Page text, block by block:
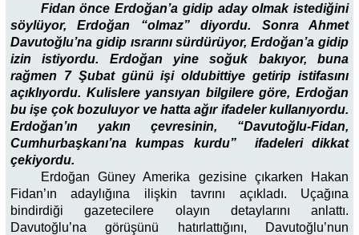
Fidan önce Erdoğan’a gidip aday olmak istediğini
söylüyor, Erdoğan “olmaz” diyordu. Sonra Ahmet
Davutoğlu’na gidip ısrarını sürdürüyor, Erdoğan’a gidip
izin istiyordu. Erdoğan yine soğuk bakıyor, buna
rağmen 7 Şubat günü işi oldubittiye getirip istifasını
açıklıyordu. Kulislere yansıyan bilgilere göre, Erdoğan
bu işe çok bozuluyor ve hatta ağır ifadeler kullanıyordu.
Erdoğan’ın yakın çevresinin, “Davutoğlu-Fidan,
Cumhurbaşkanı’nakumpas kurdu” ifadeleri dikkat
çekiyordu.
Erdoğan Güney Amerika gezisine çıkarken Hakan
Fidan’ın adaylığına ilişkin tavrını açıkladı. Uçağına
bindirdiği gazetecilere olayın detaylarını anlattı.
Davutoğlu’na görüşünü hatırlattığını, Davutoğlu’nun